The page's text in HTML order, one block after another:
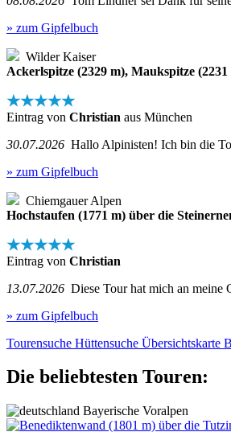
» zum Gipfelbuch
Wilder Kaiser
Ackerlspitze (2329 m), Maukspitze (2231
★★★★★
Eintrag von Christian aus München
30.07.2026 Hallo Alpinisten! Ich bin die
» zum Gipfelbuch
Chiemgauer Alpen
Hochstaufen (1771 m) über die
★★★★★
Eintrag von Christian
13.07.2026 Diese Tour hat mich an meine
» zum Gipfelbuch
Tourensuche Hüttensuche Übersichtskarte
Die beliebtesten Touren:
Bayerische Voralpen